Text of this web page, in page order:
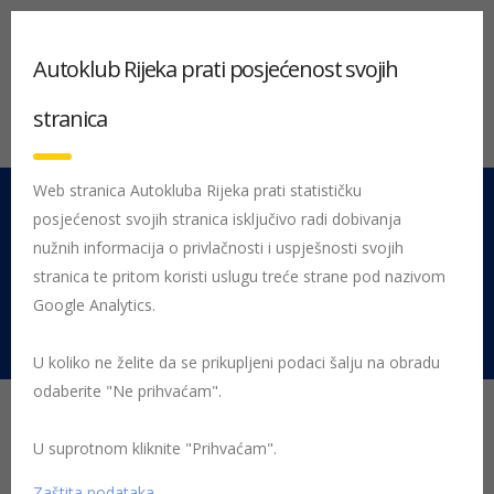
051 212 442 Centrala
Pon - Pet 08:00 - 16:00
Rujevica 9/1, 51000 Rijeka
23. INA Rally Poreč 2022.
Prvi listopadski vikend rezerviran je za tradicionalni
Autoklub Rijeka prati posjećenost svojih
stranica
Web stranica Autokluba Rijeka prati statističku
posjećenost svojih stranica isključivo radi dobivanja
nužnih informacija o privlačnosti i uspješnosti svojih
stranica te pritom koristi uslugu treće strane pod nazivom
Google Analytics.
U koliko ne želite da se prikupljeni podaci šalju na obradu
odaberite "Ne prihvaćam".
U suprotnom kliknite "Prihvaćam".